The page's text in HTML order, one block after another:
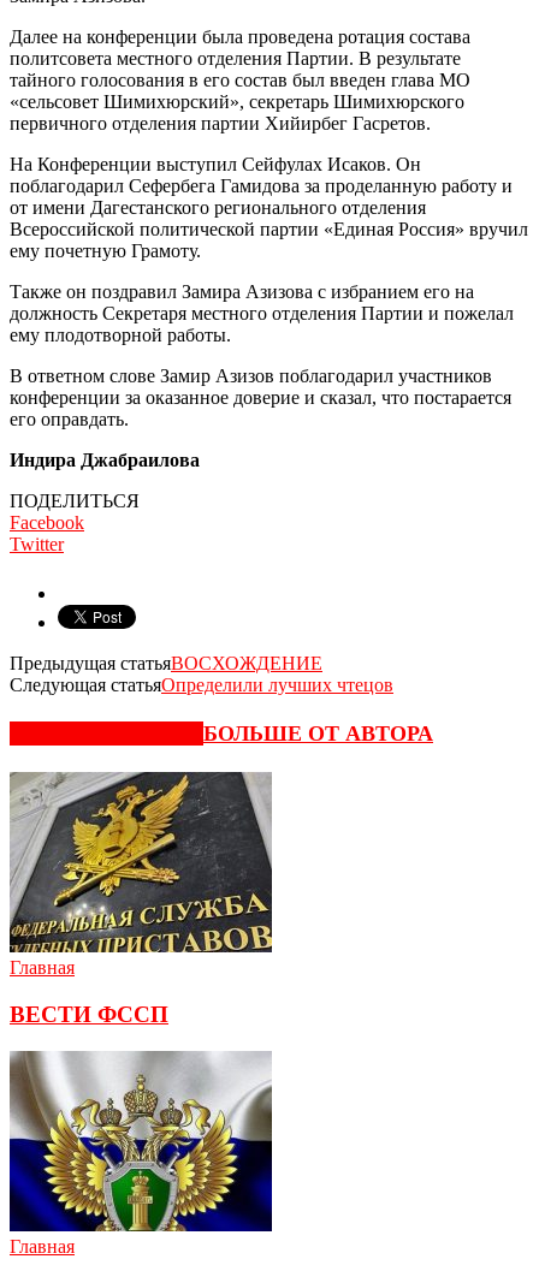
Далее на конференции была проведена ротация со­става
политсовета местного отделения Партии. В ре­зультате
тайного голосования в его состав был введен глава МО
«сельсовет Шимихюрский», секретарь Ши­михюрского
первичного отделения партии Хийирбег Гасретов.
На Конференции выступил Сейфулах Исаков. Он
поблагодарил Сефербега Гамидова за проделанную работу и
от имени Дагестанского регионального от­деления
Всероссийской политической партии «Единая Россия» вручил
ему почетную Грамоту.
Также он поздравил Замира Азизова с избранием его на
должность Секретаря местного отделения Пар­тии и пожелал
ему плодотворной работы.
В ответном слове Замир Азизов поблагодарил участников
конференции за оказанное доверие и сказал, что постарается
его оправдать.
Индира Джабраилова
ПОДЕЛИТЬСЯ
Facebook
Twitter
Предыдущая статьяВОСХОЖДЕНИЕ
Следующая статьяОпределили лучших чтецов
БОЛЬШЕ ОТ АВТОРА
Главная
ВЕСТИ ФССП
Главная